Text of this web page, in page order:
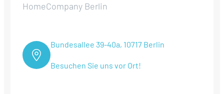
HomeCompany Berlin
Bundesallee 39-40a, 10717 Berlin
Besuchen Sie uns vor Ort!